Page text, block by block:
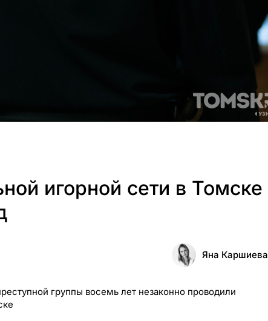
игорной сети в Томске
Яна Каршиева
группы восемь лет незаконно проводили